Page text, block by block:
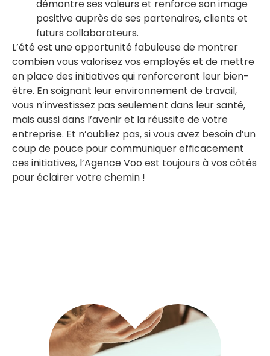
démontre ses valeurs et renforce son image
positive auprès de ses partenaires, clients et
futurs collaborateurs.
L’été est une opportunité fabuleuse de montrer
combien vous valorisez vos employés et de mettre
en place des initiatives qui renforceront leur bien-
être. En soignant leur environnement de travail,
vous n’investissez pas seulement dans leur santé,
mais aussi dans l’avenir et la réussite de votre
entreprise. Et n’oubliez pas, si vous avez besoin d’un
coup de pouce pour communiquer efficacement
ces initiatives, l’Agence Voo est toujours à vos côtés
pour éclairer votre chemin !